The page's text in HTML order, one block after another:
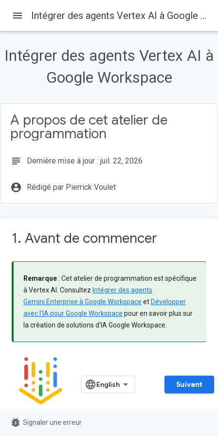
Sur cette page
1. Avant de commencer
Qu'est-ce que Vertex AI ?
Prérequis
menu Intégrer des agents Vertex AI à Google Workspace
Intégrer des agents Vertex AI à
Google Workspace
À propos de cet atelier de
programmation
subject Dernière mise à jour : juil. 22, 2026
account_circle Rédigé par Pierrick Voulet
1. Avant de commencer
Remarque: Cet atelier de programmation est spécifique
à Vertex AI. Consultez Intégrer des agents
Gemini Enterprise à Google Workspace et Développer
avec l'IA pour Google Workspace pour en savoir plus sur
la création de solutions d'IA Google Workspace.
Qu'est-ce que Vertex AI ?
Suivant
bug_report Signaler une erreur